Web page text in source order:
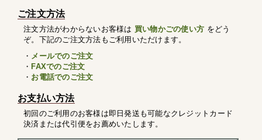
ご注文方法
注文方法がわからないお客様は 買い物かごの使い方 をどう
ぞ。下記のご注文方法もご利用いただけます。
・ メールでのご注文
・ FAXでのご注文
・ お電話でのご注文
お支払い方法
初回のご利用のお客様は即日発送も可能なクレジットカード
決済または代引便をお薦めいたします。